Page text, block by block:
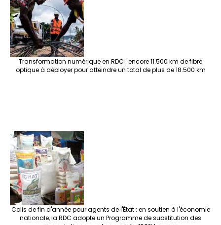
Transformation numérique en RDC : encore 11.500 km de fibre
optique à déployer pour atteindre un total de plus de 18.500 km
Colis de fin d'année pour agents de l'État : en soutien à l'économie
nationale, la RDC adopte un Programme de substitution des